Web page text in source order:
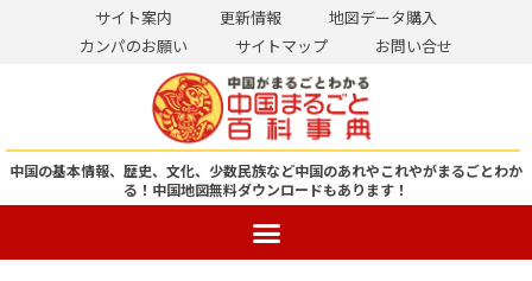
ン
ツ
ス
サイト案内 更新情報
地図データ購入
カンパのお願い
サイトマップ お問い合せ
中国の基本情報、歴史、文化、少数民族など中国のあれやこれやがまるごとわか
る！ 中国地図無料ダウンロードもあります！